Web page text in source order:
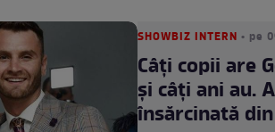
SHOWBIZ INTERN • pe
Câți copii are
și câți ani au.
însărcinată